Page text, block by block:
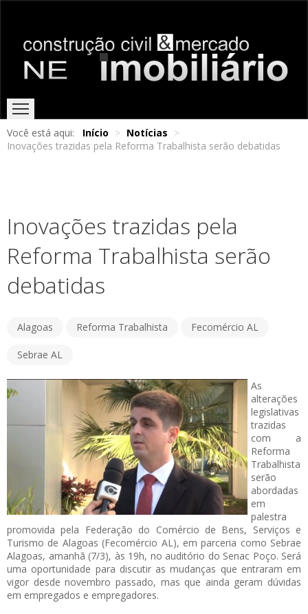
HOME EDIÇÕES ONLINE ENTREVISTAS NOTÍCIAS
Você está aqui: Início > Notícias >
Inovações trazidas pela Reforma Trabalhista serão debatidas
Inovações trazidas pela
Reforma Trabalhista serão
debatidas
Alagoas Reforma Trabalhista Fecomércio AL
Sebrae AL
As
alterações
legislativas
trazidas
com a
Reforma
Trabalhista
serão
abordadas
em
palestra
promovida pela Federação do Comércio de Bens, Serviços e
Turismo de Alagoas (Fecomércio AL), em parceria como Sebrae
Alagoas, amanhã (7/3), às 19h, no auditório do Senac Poço. Será
uma oportunidade para discutir as mudanças que entraram em
vigor desde novembro passado, mas que ainda geram dúvidas
em empregados e empregadores.